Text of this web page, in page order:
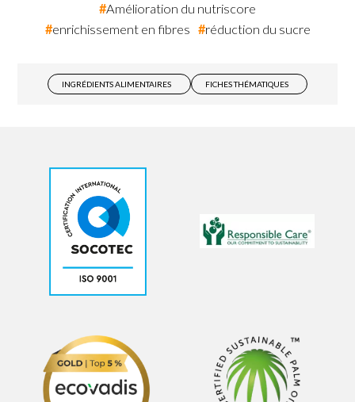
Amélioration du nutriscore
enrichissement en fibres
réduction du sucre
INGRÉDIENTS ALIMENTAIRES FICHES THÉMATIQUES